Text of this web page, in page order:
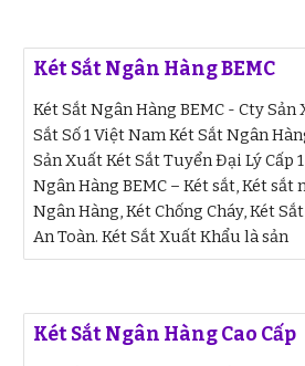
Két Sắt Ngân Hàng BEMC
Két Sắt Ngân Hàng BEMC - Cty Sản
Sắt Số 1 Việt Nam Két Sắt Ngân
Sản Xuất Két Sắt Tuyển Đại Lý Cấp
Ngân Hàng BEMC – Két sắt, Két sắt
Ngân Hàng, Két Chống Cháy, Két
An Toàn. Két Sắt Xuất Khẩu là sản
Két Sắt Ngân Hàng Cao Cấp